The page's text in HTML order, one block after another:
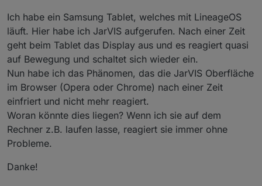
Ich habe ein Samsung Tablet, welches mit LineageOS
läuft. Hier habe ich JarVIS aufgerufen. Nach einer Zeit
geht beim Tablet das Display aus und es reagiert quasi
auf Bewegung und schaltet sich wieder ein.
Nun habe ich das Phänomen, das die JarVIS Oberfläche
im Browser (Opera oder Chrome) nach einer Zeit
einfriert und nicht mehr reagiert.
Woran könnte dies liegen? Wenn ich sie auf dem
Rechner z.B. laufen lasse, reagiert sie immer ohne
Probleme.
Danke!